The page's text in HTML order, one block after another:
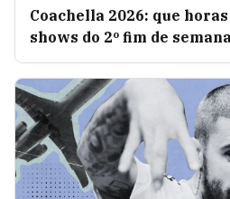
Coachella 2026: que
shows do 2º fim de